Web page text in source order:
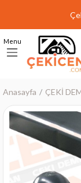
Menu
Anasayfa ÇEKİ